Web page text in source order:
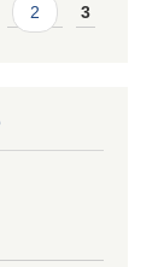
2 3